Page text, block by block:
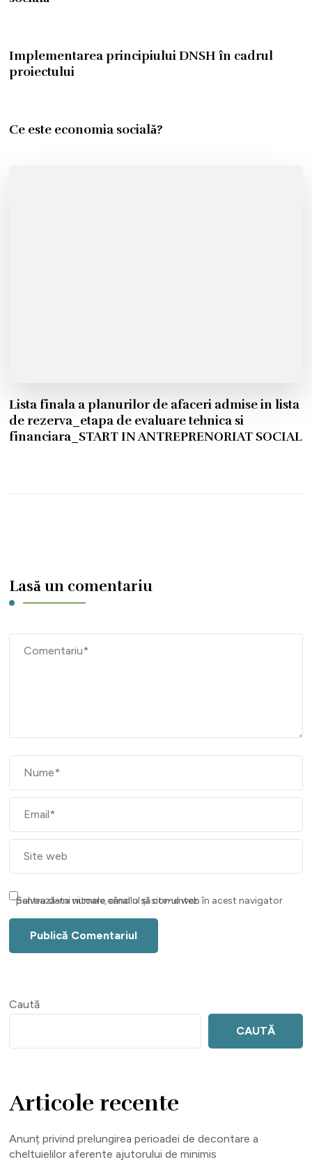
Implementarea principiului DNSH în cadrul
proiectului
Ce este economia socială?
Lista finala a planurilor de afaceri admise in lista
de rezerva_etapa de evaluare tehnica si
financiara_START IN ANTREPRENORIAT SOCIAL
Lasă un comentariu
Salvează-mi numele, emailul și site-ul web în acest navigator pentru data viitoare când o să comentez.
Caută
CAUTĂ
Articole recente
Anunț privind prelungirea perioadei de decontare a
cheltuielilor aferente ajutorului de minimis